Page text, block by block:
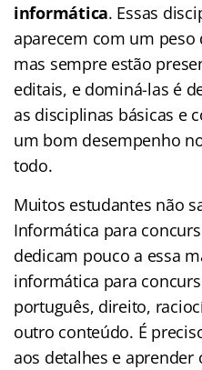
informática. Essas
aparecem com um
mas sempre estão
editais, e dominá-las é
as disciplinas básicas e
um bom desempenho
todo.
Muitos estudantes não
Informática para
dedicam pouco a essa
informática para
português, direito,
outro conteúdo. É
aos detalhes e aprender